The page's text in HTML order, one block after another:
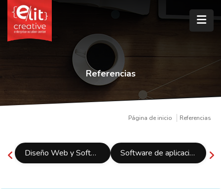
Referencias
Página de inicio Referencias
Diseño Web y Software Software de aplicación móvil